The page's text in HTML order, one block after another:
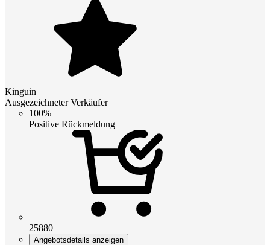
Kinguin
Ausgezeichneter Verkäufer
100%
Positive Rückmeldung
25880
Angebotsdetails anzeigen